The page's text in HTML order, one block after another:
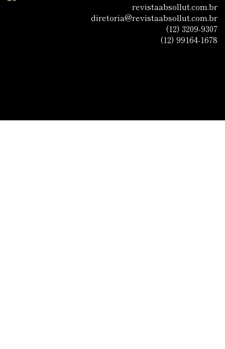
revistaabsollut.com.br
diretoria@revistaabsollut.com.br
(12) 3209-9307
(12) 99164-1678